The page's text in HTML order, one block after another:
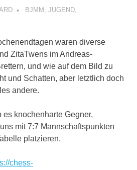
BJMM , JUGEND,
waren diverse
ZitaTwens im Andreas-
und wie auf dem Bild zu
und Schatten, aber letztlich doch
andere.
es knochenharte Gegner,
mit 7:7 Mannschaftspunkten
platzieren.
chess-